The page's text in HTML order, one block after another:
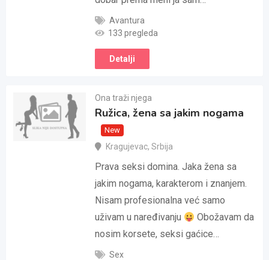
Avantura
133 pregleda
Detalji
Ona traži njega
Ružica, žena sa jakim nogama
New
Kragujevac, Srbija
Prava seksi domina. Jaka žena sa
jakim nogama, karakterom i znanjem.
Nisam profesionalna već samo
uživam u naređivanju
Obožavam da
nosim korsete, seksi gaćice…
Sex